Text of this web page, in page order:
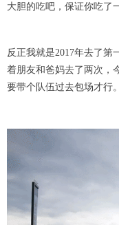
大胆的吃吧，保证你吃了
反正我就是2017年去了第
着朋友和爸妈去了两次，
要带个队伍过去包场才行。